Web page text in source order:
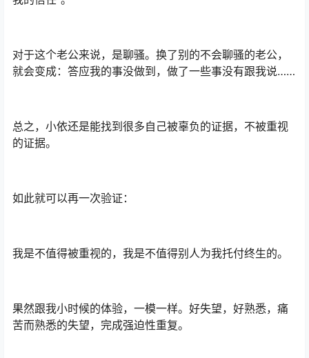
对于这个老公来说，是聊骚。换了别的不会聊骚的老公，
就会变成：答应我的事没做到，做了一些事没有跟我说……
总之，小依还是能找到很多自己被辜负的证据，不被重视
的证据。
如此就可以再一次验证：
我是不值得被重视的，我是不值得别人为我托付终生的。
果然跟我小时候的体验，一模一样。好失望，好熟悉，痛
苦而熟悉的失望，完成强迫性重复。